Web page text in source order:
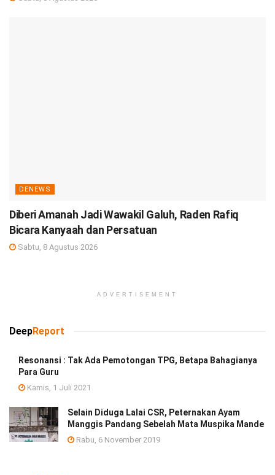
DENEWS
Diberi Amanah Jadi Wawakil Galuh, Raden Rafiq
Bicara Kanyaah dan Persatuan
Sabtu, 8 Agustus 2026
ADVERTISEMENT
DeepReport
Resonansi : Tak Ada Pemotongan TPG, Betapa Bahagianya
Para Guru
Kamis, 1 Juli 2021
Selain Diduga Lalai CSR, Peternakan Ayam
Manggis Pandang Sebelah Mata Muspika Mande
Rabu, 6 November 2019